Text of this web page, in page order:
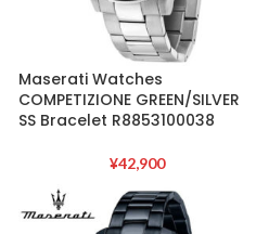
Maserati Watches
COMPETIZIONE GREEN/SILVER
SS Bracelet R8853100038
¥42,900